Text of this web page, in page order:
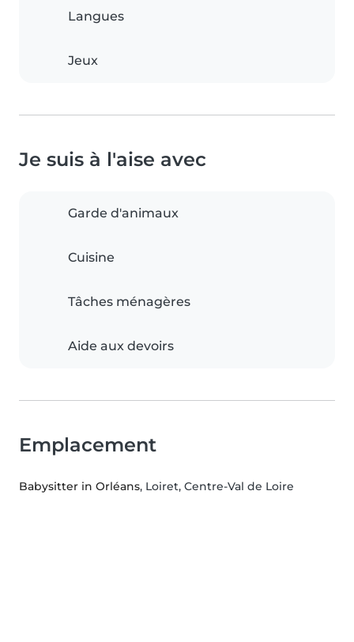
Langues
Jeux
Je suis à l'aise avec
Garde d'animaux
Cuisine
Tâches ménagères
Aide aux devoirs
Emplacement
Babysitter in Orléans, Loiret, Centre-Val de Loire